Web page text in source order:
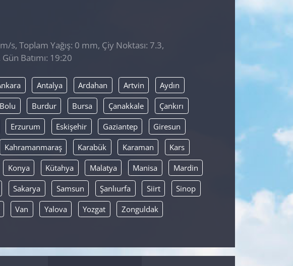
s, Toplam Yağış: 0 mm, Çiy Noktası: 7.3,
Batımı: 19:20
Antalya Ardahan Artvin Aydın
Bolu Burdur Bursa Çanakkale Çankırı
Erzurum Eskişehir Gaziantep Giresun
Kahramanmaraş Karabük Karaman Kars
Konya Kütahya Malatya Manisa Mardin
Sakarya Samsun Şanlıurfa Siirt Sinop
Van Yalova Yozgat Zonguldak